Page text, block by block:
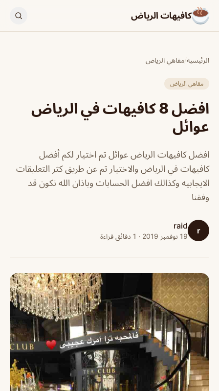
كافيهات الرياض
الرئيسية/مقاهي الرياض
مقاهي الرياض
افضل 8 كافيهات في الرياض
عوائل
افضل كافيهات الرياض عوائل تم اختيار لكم أفضل
كافيهات في الرياض والاختيار تم عن طريق كثر التعليقات
الايجابيه وكذالك افضل الحسابات وباذان الله نكون قد
وفقنا
r
raid
19 نوفمبر 2019 · 1 دقائق قراءة